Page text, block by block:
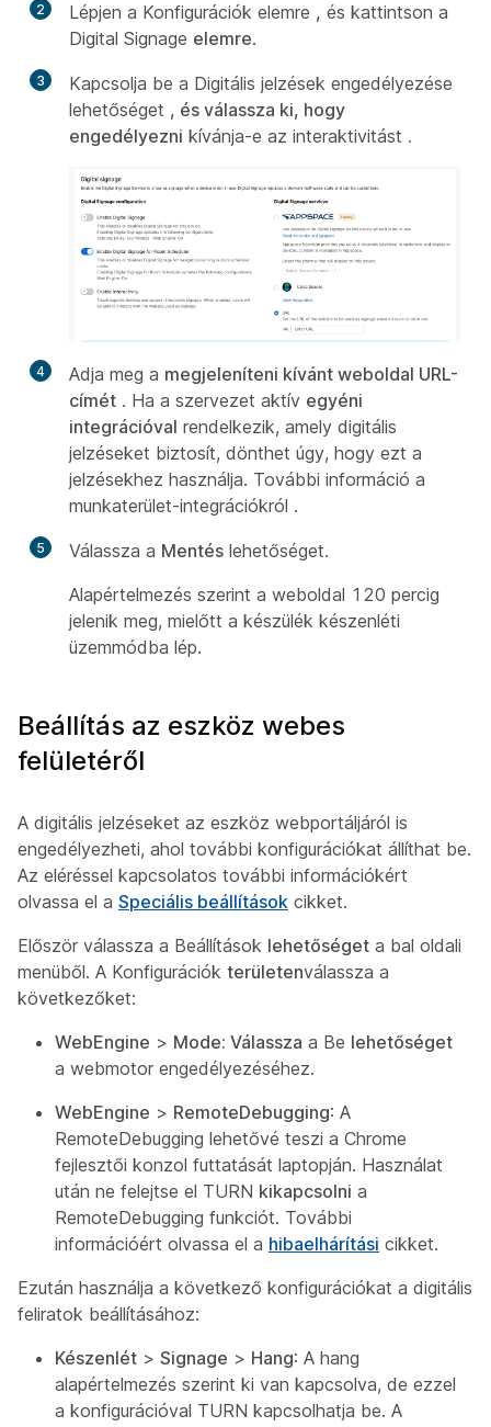
2 Lépjen a Konfigurációk elemre , és kattintson a
Digital Signage elemre.
3
Kapcsolja be a Digitális jelzések engedélyezése
lehetőséget , és válassza ki, hogy
engedélyezni kívánja-e az interaktivitást .
4 Adja meg a megjeleníteni kívánt weboldal URL-
címét . Ha a szervezet aktív egyéni
integrációval rendelkezik, amely digitális
jelzéseket biztosít, dönthet úgy, hogy ezt a
jelzésekhez használja. További információ a
munkaterület-integrációkról .
5 Válassza a Mentés lehetőséget.
Alapértelmezés szerint a weboldal 120 percig
jelenik meg, mielőtt a készülék készenléti
üzemmódba lép.
Beállítás az eszköz webes
felületéről
A digitális jelzéseket az eszköz webportáljáról is
engedélyezheti, ahol további konfigurációkat állíthat be.
Az eléréssel kapcsolatos további információkért
olvassa el a Speciális beállítások cikket.
Először válassza a Beállítások lehetőséget a bal oldali
menüből. A Konfigurációk területenválassza a
következőket:
WebEngine > Mode: Válassza a Be lehetőséget
a webmotor engedélyezéséhez.
WebEngine > RemoteDebugging: A
RemoteDebugging lehetővé teszi a Chrome
fejlesztői konzol futtatását laptopján. Használat
után ne felejtse el TURN kikapcsolni a
RemoteDebugging funkciót. További
információért olvassa el a hibaelhárítási cikket.
Ezután használja a következő konfigurációkat a digitális
feliratok beállításához:
Készenlét > Signage > Hang: A hang
alapértelmezés szerint ki van kapcsolva, de ezzel
a konfigurációval TURN kapcsolhatja be. A